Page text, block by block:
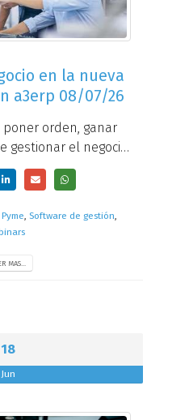
en la nueva
a3erp 08/07/26
poner orden, ganar
gestionar el negocio
Pyme, Software de gestión,
MAS...
18
Jun